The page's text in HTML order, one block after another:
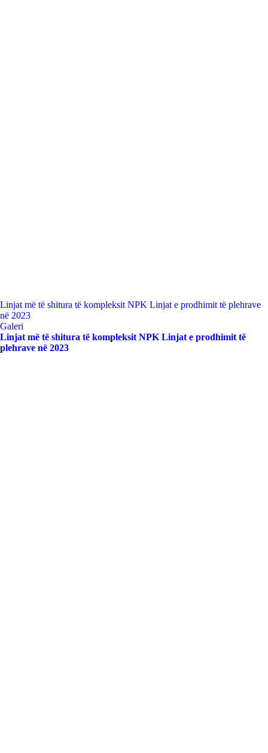
Linjat më të shitura të kompleksit NPK Linjat e prodhimit të plehrave
në 2023
Galeri
Linjat më të shitura të kompleksit NPK Linjat e prodhimit të
plehrave në 2023